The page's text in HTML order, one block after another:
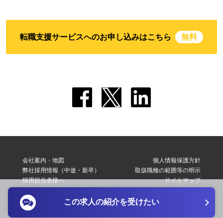
転職支援サービスへのお申し込みはこちら 無料
会社案内・地図
弊社採用情報（中途・新卒）
採用担当者様へ
個人情報保護方針
取扱職種の範囲等の明示
サイトマップ
この求人の紹介を受けたい